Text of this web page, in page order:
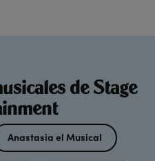
de Stage
Anastasia el Musical